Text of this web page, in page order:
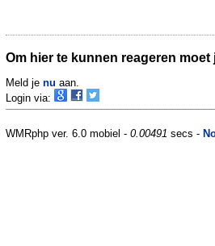
Om hier te kunnen reageren moet
Meld je nu aan.
Login via:
WMRphp ver. 6.0 mobiel - 0.00491 secs -